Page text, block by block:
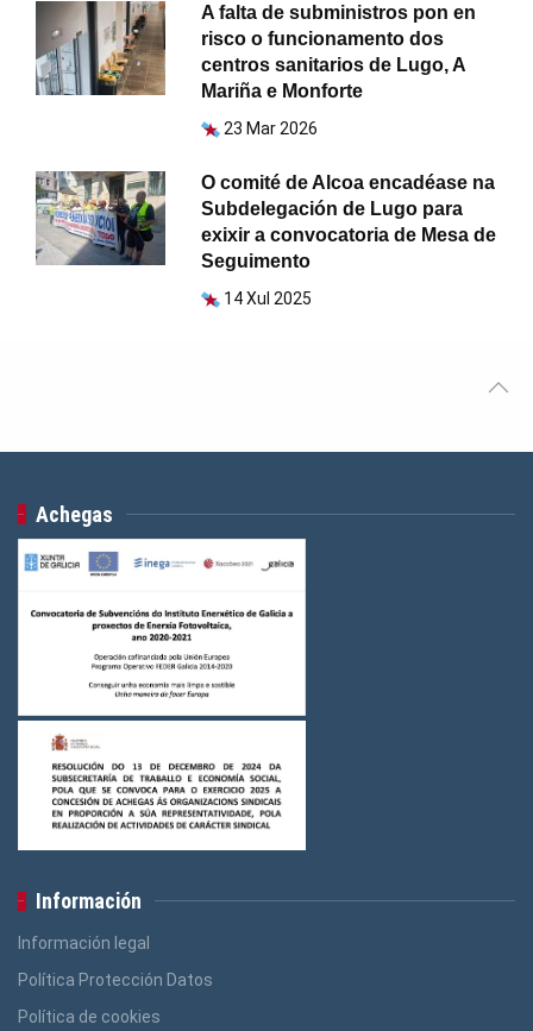
A falta de subministros pon en
risco o funcionamento dos
centros sanitarios de Lugo, A
Mariña e Monforte
23 Mar 2026
O comité de Alcoa encadéase na
Subdelegación de Lugo para
exixir a convocatoria de Mesa de
Seguimento
14 Xul 2025
Achegas
Información
Información legal
Política Protección Datos
Política de cookies